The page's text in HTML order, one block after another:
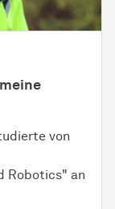
von
Robotics" an